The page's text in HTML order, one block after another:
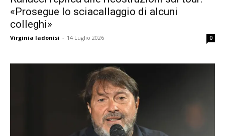
«Prosegue lo sciacallaggio di alcuni
colleghi»
Virginia Iadonisi - 14 Luglio 2026 0